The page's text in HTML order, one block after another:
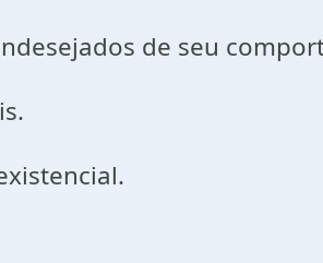
de seu